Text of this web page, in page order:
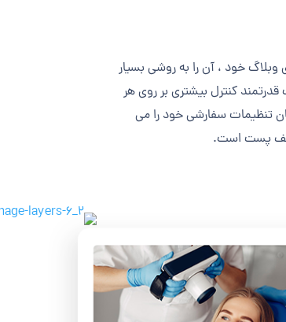
وبلاگ خود ، آن را به روشی بسیار
کنترل بیشتری بر روی هر
تنظیمات سفارشی خود را می
پست است.